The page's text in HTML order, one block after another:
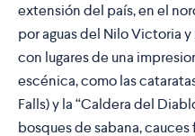
extensión del país, en el
por aguas del Nilo Victoria
con lugares de una
escénica, como las
Falls) y la “Caldera del
bosques de sabana,